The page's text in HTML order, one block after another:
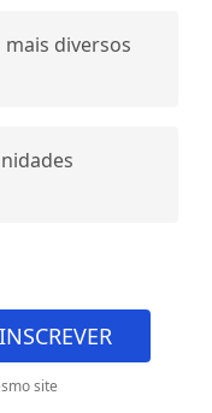
mais diversos
site